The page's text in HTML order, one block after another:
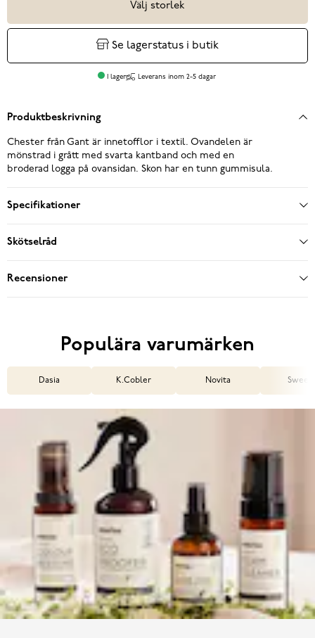
Välj storlek
Se lagerstatus i butik
I lager Leverans inom 2-5 dagar
Produktbeskrivning
Chester från Gant är innetofflor i textil. Ovandelen är
mönstrad i grått med svarta kantband och med en
broderad logga på ovansidan. Skon har en tunn gummisula.
Specifikationer
Skötselråd
Recensioner
Populära varumärken
Dasia K.Cobler Novita